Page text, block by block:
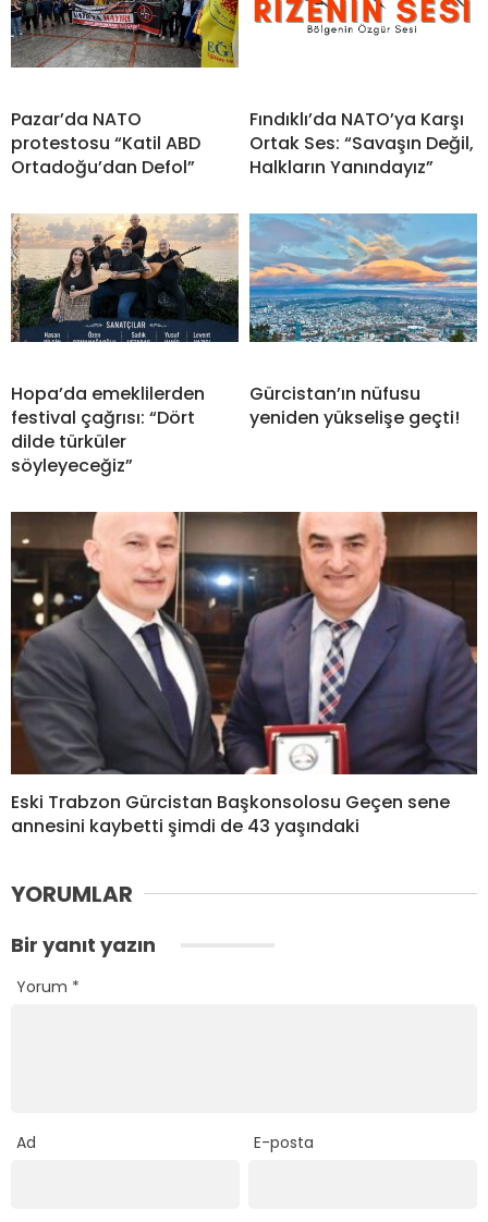
Pazar’da NATO
protestosu “Katil ABD
Ortadoğu’dan Defol”
Fındıklı’da NATO’ya Karşı
Ortak Ses: “Savaşın Değil,
Halkların Yanındayız”
Hopa’da emeklilerden
festival çağrısı: “Dört
dilde türküler
söyleyeceğiz”
Gürcistan’ın nüfusu
yeniden yükselişe geçti!
Eski Trabzon Gürcistan Başkonsolosu Geçen sene
annesini kaybetti şimdi de 43 yaşındaki
YORUMLAR
Bir yanıt yazın
Yorum *
Ad E-posta